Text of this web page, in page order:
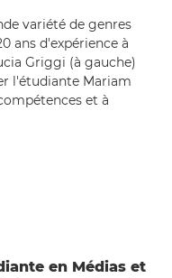
variété de genres
ans d'expérience à
Griggi (à gauche)
l'étudiante Mariam
et à
en Médias et